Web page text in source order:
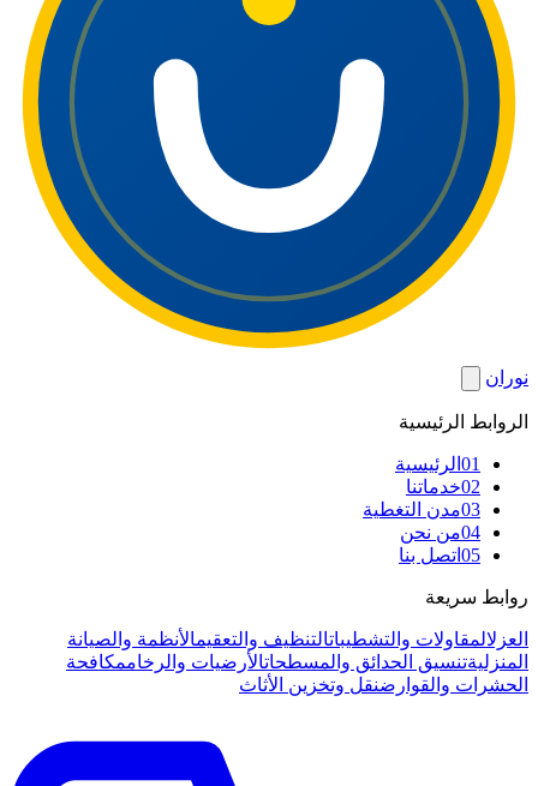
نوران
الروابط الرئيسية
01 الرئيسية
02خدماتنا
03مدن التغطية
04من نحن
05 اتصل بنا
روابط سريعة
العزلالمقاولات والتشطيباتالتنظيف والتعقيمالأنظمة والصيانة
المنزليةتنسيق الحدائق والمسطحاتالأرضيات والرخاممكافحة
الحشرات والقوارضنقل وتخزين الأثاث